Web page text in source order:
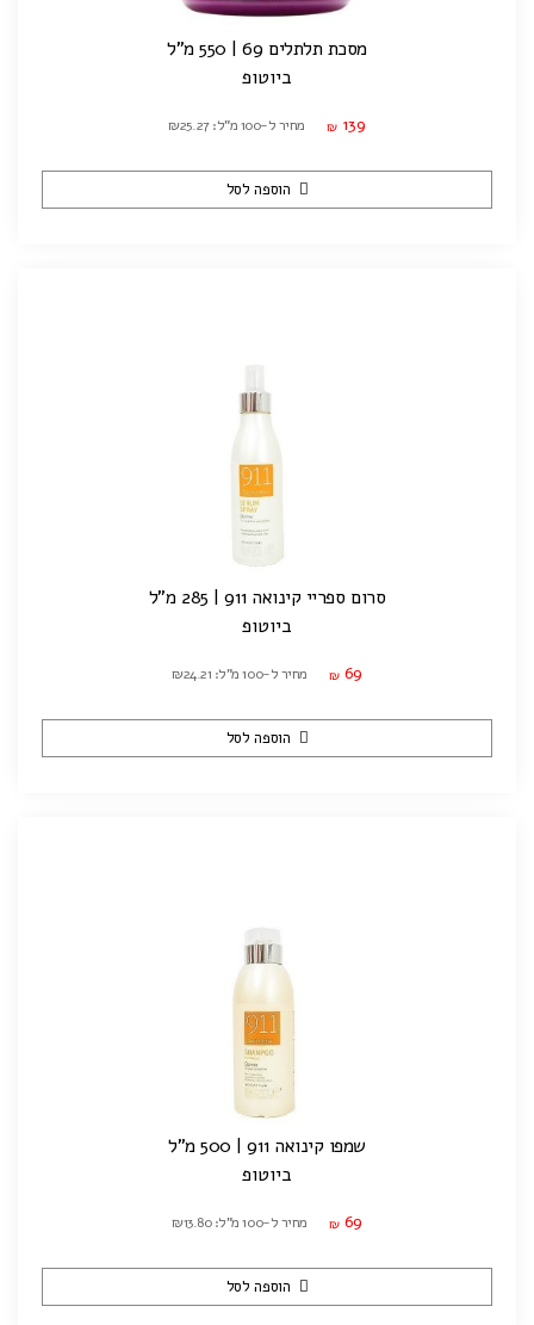
מסכת תלתלים 69 | 550 מ"ל
ביוטופ
₪ 139 מחיר ל-100 מ"ל: ₪25.27
הוספה לסל
סרום ספריי קינואה 911 | 285 מ"ל
ביוטופ
₪ 69 מחיר ל-100 מ"ל: ₪24.21
הוספה לסל
שמפו קינואה 911 | 500 מ"ל
ביוטופ
₪ 69 מחיר ל-100 מ"ל: ₪13.80
הוספה לסל